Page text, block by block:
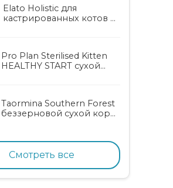
Elato Holistic для
кастрированных котов и
Pro Plan Sterilised Kitten
HEALTHY START сухой
лососем
Taormina Southern Forest
беззерновой сухой корм
ягодами и овощами
Смотреть все